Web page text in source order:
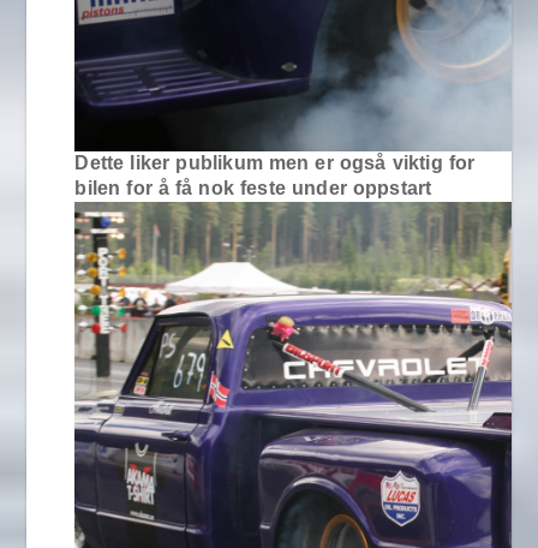
Dette liker publikum men er også viktig for
bilen for å få nok feste under oppstart